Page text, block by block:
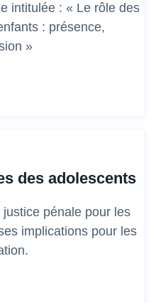
intitulée : « Le rôle des
: présence,
»
des adolescents
pénale pour les
implications pour les